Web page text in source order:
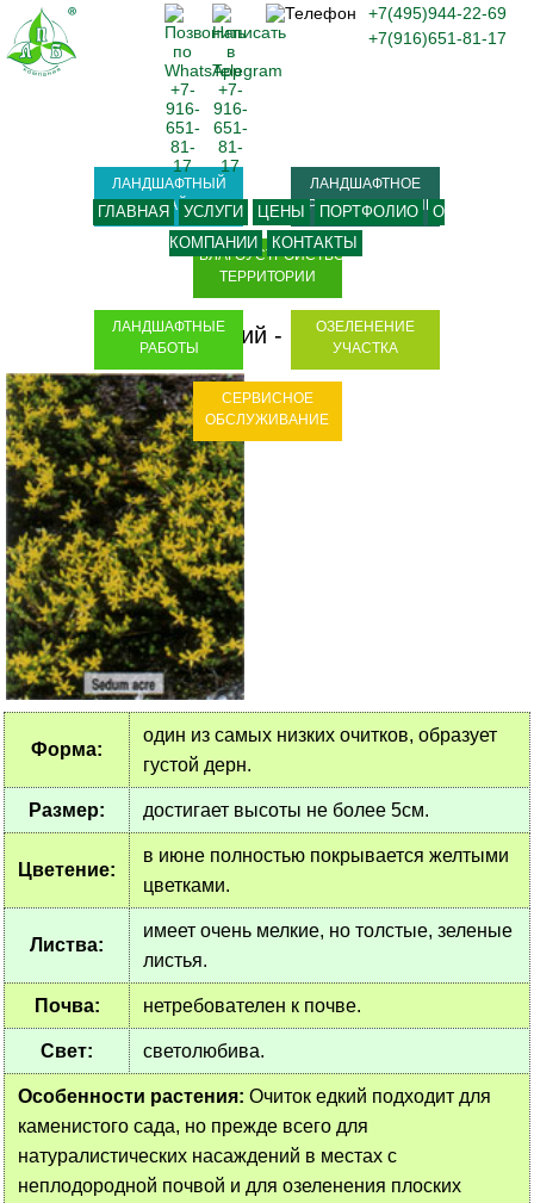
Очиток едкий - Sedum acre
Форма:
один из самых низких очитков, образует
густой дерн.
Размер: достигает высоты не более 5см.
Цветение:
в июне полностью покрывается желтыми
цветками.
Листва:
имеет очень мелкие, но толстые, зеленые
листья.
Почва: нетребователен к почве.
Свет: светолюбива.
Особенности растения: Очиток едкий подходит для
каменистого сада, но прежде всего для
натуралистических насаждений в местах с
неплодородной почвой и для озеленения плоских
+7(495)944-22-69
+7(916)651-81-17
ГЛАВНАЯ УСЛУГИ ЦЕНЫ ПОРТФОЛИО
О
КОМПАНИИ
КОНТАКТЫ
ЛАНДШАФТНЫЙ
ДИЗАЙН
ЛАНДШАФТНОЕ
ПРОЕКТИРОВАНИЕ
БЛАГОУСТРОЙСТВО
ТЕРРИТОРИИ
ЛАНДШАФТНЫЕ
РАБОТЫ
ОЗЕЛЕНЕНИЕ
УЧАСТКА
СЕРВИСНОЕ
ОБСЛУЖИВАНИЕ